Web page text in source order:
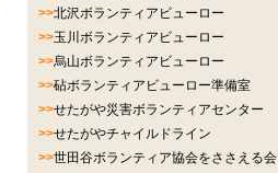
>>北沢ボランティアビューロー
>>玉川ボランティアビューロー
>>烏山ボランティアビューロー
>>砧ボランティアビューロー準備室
>>せたがや災害ボランティアセンター
>>せたがやチャイルドライン
>>世田谷ボランティア協会をささえる会